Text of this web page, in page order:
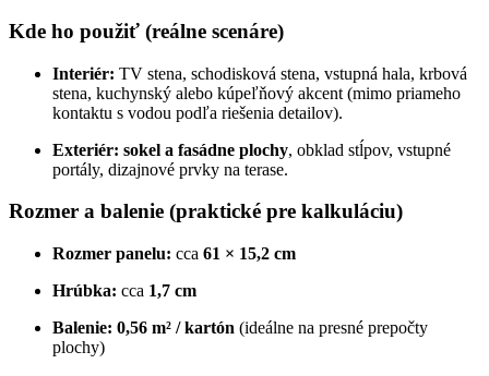
Kde ho použiť (reálne scenáre)
Interiér: TV stena, schodisková stena, vstupná hala, krbová
stena, kuchynský alebo kúpeľňový akcent (mimo priameho
kontaktu s vodou podľa riešenia detailov).
Exteriér: sokel a fasádne plochy, obklad stĺpov, vstupné
portály, dizajnové prvky na terase.
Rozmer a balenie (praktické pre kalkuláciu)
Rozmer panelu: cca 61 × 15,2 cm
Hrúbka: cca 1,7 cm
Balenie: 0,56 m² / kartón (ideálne na presné prepočty
plochy)